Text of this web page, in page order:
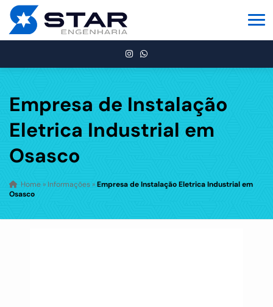
Empresa de Instalação
Eletrica Industrial em
Osasco
Home » Informações »Empresa de Instalação Eletrica Industrial em
Osasco